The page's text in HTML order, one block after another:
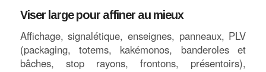
Viser large pour affiner au mieux
Affichage, signalétique, enseignes, panneaux, PLV
(packaging, totems, kakémonos, banderoles et
bâches, stop rayons, frontons, présentoirs),